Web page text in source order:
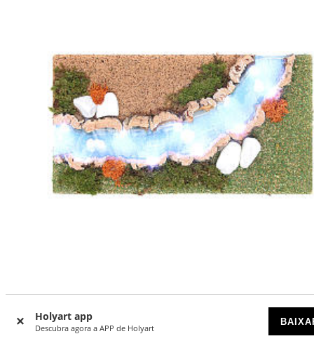
Holyart app
Descubra agora a APP de Holyart
Curva rio luminoso 30x20 cm
DISPONÍVEL POR ENCOMENDA